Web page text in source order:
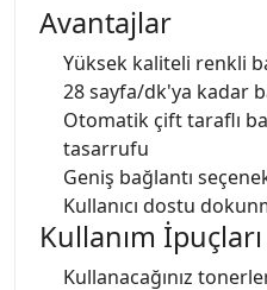
Avantajlar
Yüksek kaliteli renkli
28 sayfa/dk'ya kadar
Otomatik çift taraflı
tasarrufu
Geniş bağlantı
Kullanıcı dostu
Kullanım İpuçları
Kullanacağınız